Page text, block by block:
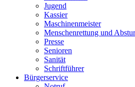
Jugend
Kassier
Maschinenmeister
Menschenrettung und
Presse
Senioren
Sanität
Schriftführer
Bürgerservice